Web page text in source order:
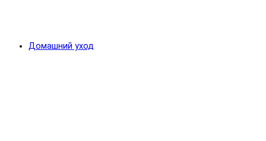
Домашний уход